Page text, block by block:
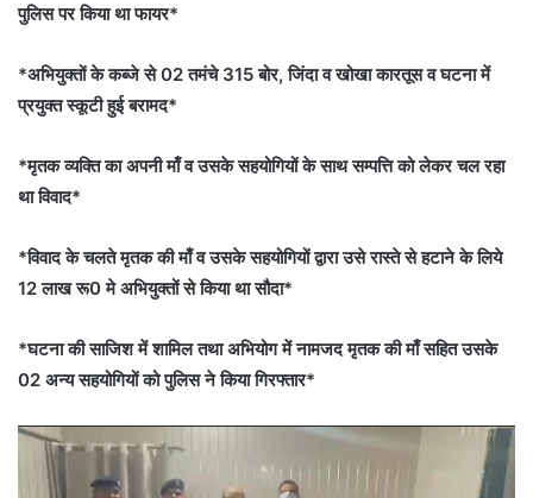
पुलिस पर किया था फायर*
*अभियुक्तों के कब्जे से 02 तमंचे 315 बोर, जिंदा व खोखा कारतूस व घटना में
प्रयुक्त स्कूटी हुई बरामद*
*मृतक व्यक्ति का अपनी माँ व उसके सहयोगियों के साथ सम्पत्ति को लेकर चल रहा
था विवाद*
*विवाद के चलते मृतक की माँ व उसके सहयोगियों द्वारा उसे रास्ते से हटाने के लिये
12 लाख रू0 मे अभियुक्तों से किया था सौदा*
*घटना की साजिश में शामिल तथा अभियोग में नामजद मृतक की माँ सहित उसके
02 अन्य सहयोगियों को पुलिस ने किया गिरफ्तार*
Video
Player